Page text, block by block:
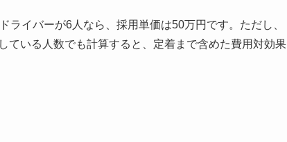
イバーが6人なら、採用単価は50万円です。ただし、
ている人数でも計算すると、定着まで含めた費用対効果